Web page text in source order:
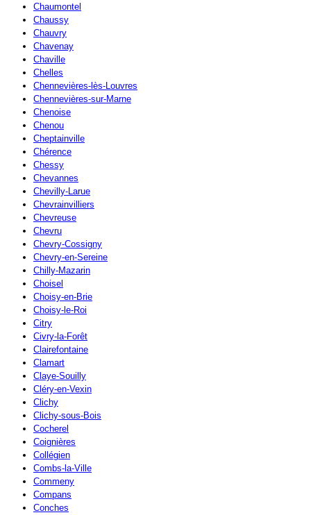
Chaumontel
Chaussy
Chauvry
Chavenay
Chaville
Chelles
Chennevières-lès-Louvres
Chennevières-sur-Marne
Chenoise
Chenou
Cheptainville
Chérence
Chessy
Chevannes
Chevilly-Larue
Chevrainvilliers
Chevreuse
Chevru
Chevry-Cossigny
Chevry-en-Sereine
Chilly-Mazarin
Choisel
Choisy-en-Brie
Choisy-le-Roi
Citry
Civry-la-Forêt
Clairefontaine
Clamart
Claye-Souilly
Cléry-en-Vexin
Clichy
Clichy-sous-Bois
Cocherel
Coignières
Collégien
Combs-la-Ville
Commeny
Compans
Conches